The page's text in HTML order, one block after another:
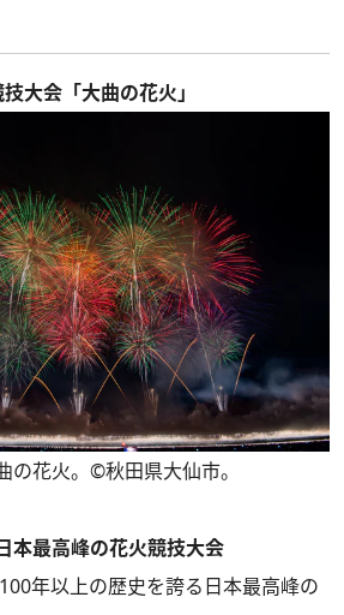
大会「大曲の花火」
の花火。©秋田県大仙市。
本最高峰の花火競技大会
年以上の歴史を誇る日本最高峰の